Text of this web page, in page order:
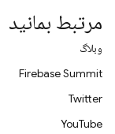
مرتبط بمانید
وبلاگ
Firebase Summit
Twitter
YouTube